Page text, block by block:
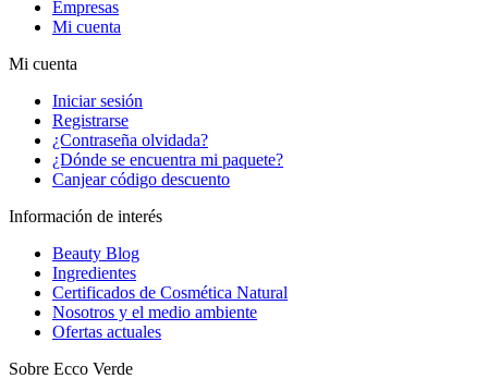
Empresas
Mi cuenta
Mi cuenta
Iniciar sesión
Registrarse
¿Contraseña olvidada?
¿Dónde se encuentra mi paquete?
Canjear código descuento
Información de interés
Beauty Blog
Ingredientes
Certificados de Cosmética Natural
Nosotros y el medio ambiente
Ofertas actuales
Sobre Ecco Verde